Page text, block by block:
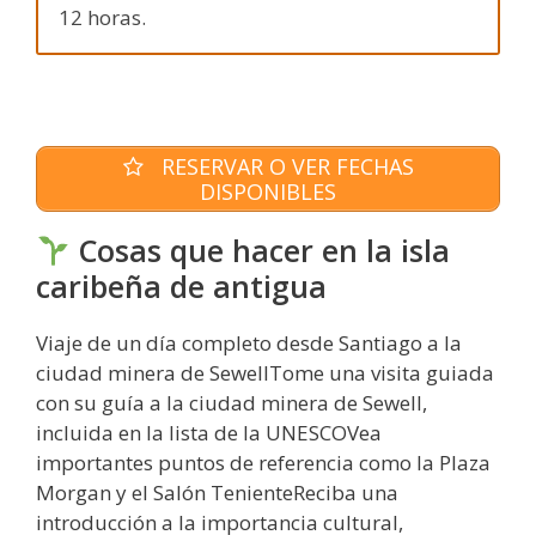
12 horas.
RESERVAR O VER FECHAS
DISPONIBLES
Cosas que hacer en la isla
caribeña de antigua
Viaje de un día completo desde Santiago a la
ciudad minera de SewellTome una visita guiada
con su guía a la ciudad minera de Sewell,
incluida en la lista de la UNESCOVea
importantes puntos de referencia como la Plaza
Morgan y el Salón TenienteReciba una
introducción a la importancia cultural,